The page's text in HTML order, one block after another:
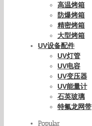
高温烤箱
防爆烤箱
精密烤箱
大型烤箱
UV设备配件
UV灯管
UV电容
UV变压器
UV能量计
石英玻璃
特氟龙网带
Popular